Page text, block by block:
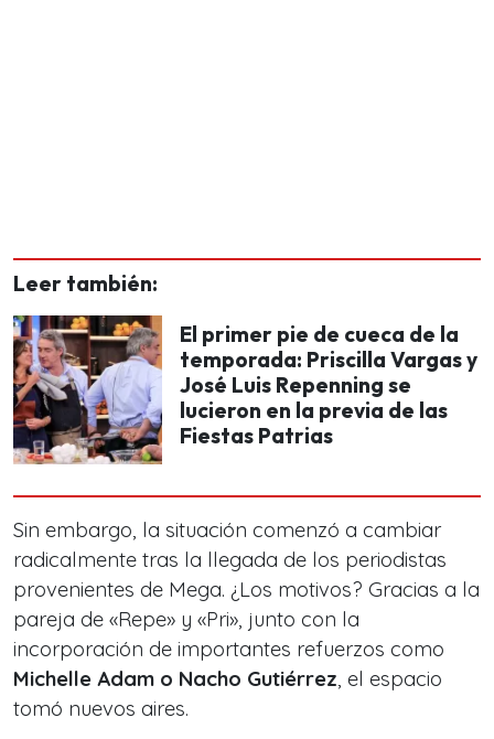
Leer también:
El primer pie de cueca de la
temporada: Priscilla Vargas y
José Luis Repenning se
lucieron en la previa de las
Fiestas Patrias
Sin embargo, la situación comenzó a cambiar
radicalmente tras la llegada de los periodistas
provenientes de Mega. ¿Los motivos? Gracias a la
pareja de «Repe» y «Pri», junto con la
incorporación de importantes refuerzos como
Michelle Adam o Nacho Gutiérrez, el espacio
tomó nuevos aires.